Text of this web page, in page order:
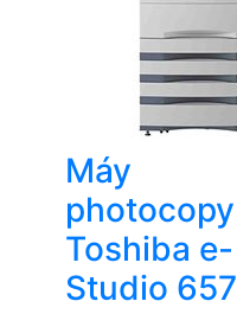
Máy
photocopy
Toshiba e-
Studio 657